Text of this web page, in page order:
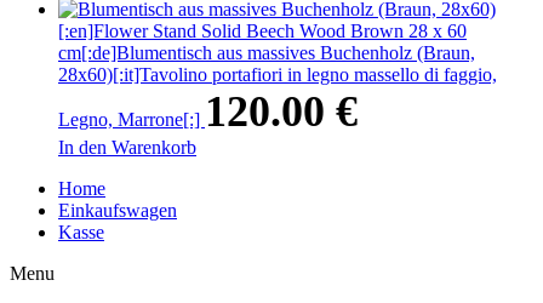
[:en]Flower Stand Solid Beech Wood Brown 28 x 60
cm[:de]Blumentisch aus massives Buchenholz (Braun,
28x60)[:it]Tavolino portafiori in legno massello di faggio,
Legno, Marrone[:] 120.00 €
In den Warenkorb
Home
Einkaufswagen
Kasse
Menu